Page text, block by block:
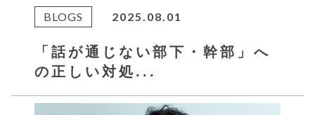
BLOGS 2025.08.01
「話が通じない部下・幹部」へ
の正しい対処...